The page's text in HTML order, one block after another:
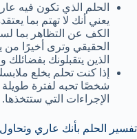
الحلم الذي تكون فيه
يعني أنك لا تهتم بما
الكف عن التظاهر بما
الحقيقي وترى أخيرًا
الذين يتقبلونك
إذا كنت تحلم بخلع
شخصًا تحبه لفترة
الإجراءات التي ستتخذها.
تفسير الحلم بأنك عاري